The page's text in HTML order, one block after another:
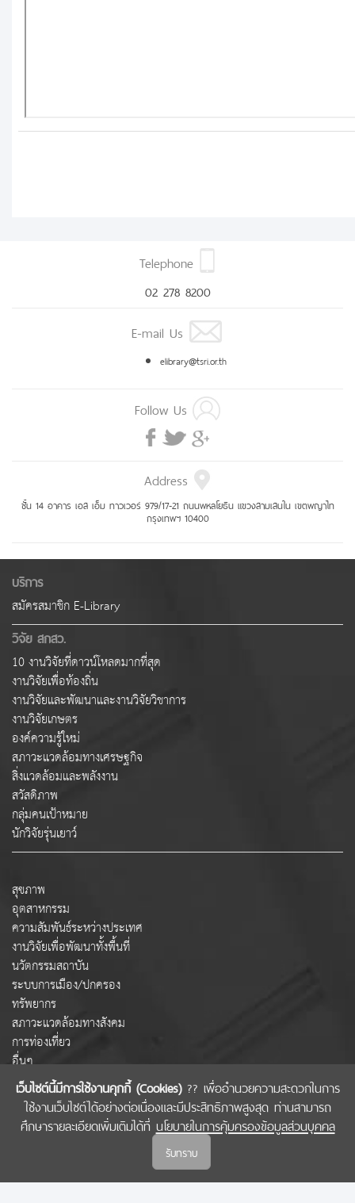
เว็บไซต์นี้มีการใช้งานคุกกี้ (Cookies)?? เพื่ออำนวยความสะดวกในการ
ใช้งานเว็บไซต์ได้อย่างต่อเนื่องและมีประสิทธิภาพสูงสุด ท่านสามารถ
ศึกษารายละเอียดเพิ่มเติมได้ที่ นโยบายในการคุ้มครองข้อมูลส่วนบุคคล
รับทราบ
Telephone
02 278 8200
E-mail Us
elibrary@tsri.or.th
Follow Us
Address
ชั้น 14 อาคาร เอส เอ็ม ทาวเวอร์ 979/17-21 ถนนพหลโยธิน แขวงสามเสนใน เขตพญาไท
กรุงเทพฯ 10400
บริการ
สมัครสมาชิก E-Library
วิจัย สกสว.
10 งานวิจัยที่ดาวน์โหลดมากที่สุด
งานวิจัยเพื่อท้องถิ่น
งานวิจัยและพัฒนาและงานวิจัยวิชาการ
งานวิจัยเกษตร
องค์ความรู้ใหม่
สภาวะแวดล้อมทางเศรษฐกิจ
สิ่งแวดล้อมและพลังงาน
สวัสดิภาพ
กลุ่มคนเป้าหมาย
นักวิจัยรุ่นเยาว์
สุขภาพ
อุตสาหกรรม
ความสัมพันธ์ระหว่างประเทศ
งานวิจัยเพื่อพัฒนาทั้งพื้นที่
นวัตกรรมสถาบัน
ระบบการเมือง/ปกครอง
ทรัพยากร
สภาวะแวดล้อมทางสังคม
การท่องเที่ยว
อื่นๆ
COPYRIGHT © 2022 สำนักงานคณะกรรมการส่งเสริมวิทยาศาสตร์ วิจัยและนวัตกรรม
(สกสว.)
นโยบายในการคุ้มครองข้อมูลส่วนบุคคล